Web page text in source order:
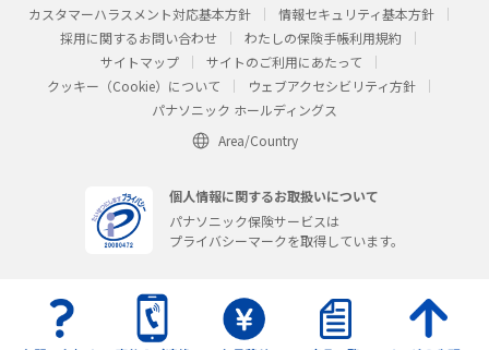
カスタマーハラスメント対応基本方針
情報セキュリティ基本方針
採用に関するお問い合わせ
わたしの保険手帳利用規約
サイトマップ
サイトのご利用にあたって
クッキー（Cookie）について
ウェブアクセシビリティ方針
パナソニック ホールディングス
Area/Country
個人情報に関するお取扱いについて
パナソニック保険サービスは
プライバシーマークを取得しています。